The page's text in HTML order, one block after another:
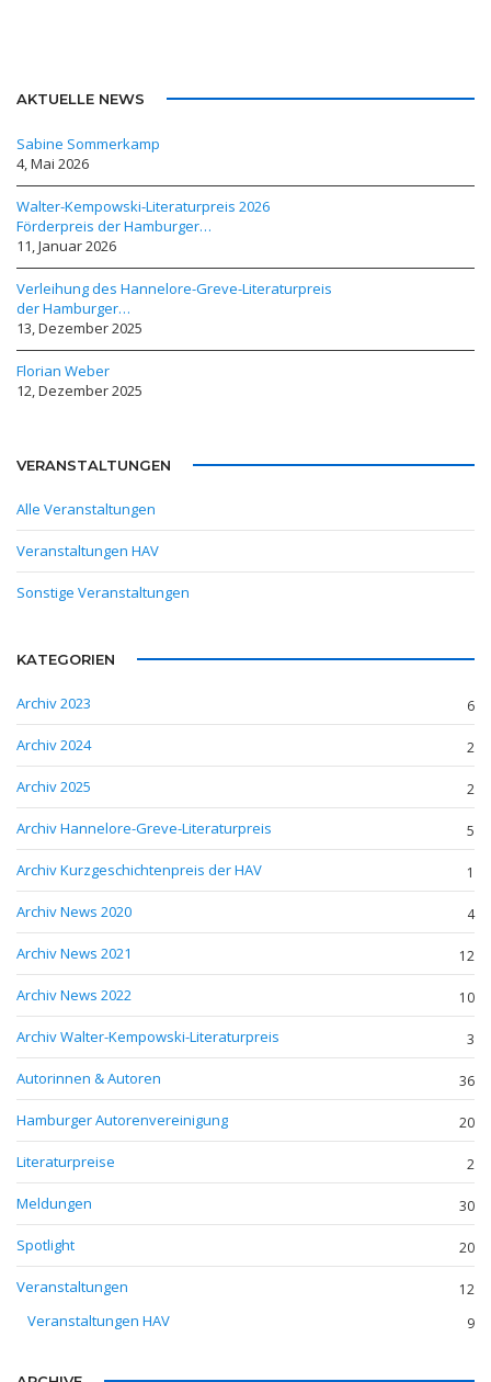
AKTUELLE NEWS
Sabine Sommerkamp
4, Mai 2026
Walter-Kempowski-Literaturpreis 2026
Förderpreis der Hamburger…
11, Januar 2026
Verleihung des Hannelore-Greve-Literaturpreis
der Hamburger…
13, Dezember 2025
Florian Weber
12, Dezember 2025
VERANSTALTUNGEN
Alle Veranstaltungen
Veranstaltungen HAV
Sonstige Veranstaltungen
KATEGORIEN
Archiv 2023 6
Archiv 2024 2
Archiv 2025 2
Archiv Hannelore-Greve-Literaturpreis 5
Archiv Kurzgeschichtenpreis der HAV 1
Archiv News 2020 4
Archiv News 2021 12
Archiv News 2022 10
Archiv Walter-Kempowski-Literaturpreis 3
Autorinnen & Autoren 36
Hamburger Autorenvereinigung 20
Literaturpreise 2
Meldungen 30
Spotlight 20
Veranstaltungen 12
Veranstaltungen HAV 9